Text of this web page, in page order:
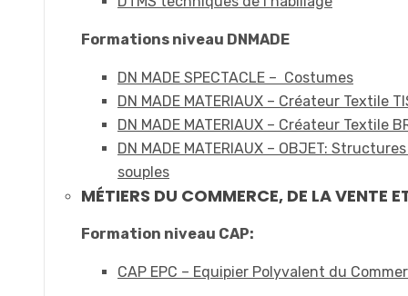
Formations niveau DNMADE
DN MADE SPECTACLE – Costumes
DN MADE MATERIAUX – Créateur Textile
DN MADE MATERIAUX – Créateur Textile
DN MADE MATERIAUX – OBJET:
souples
MÉTIERS DU COMMERCE, DE LA VENTE
Formation niveau CAP:
CAP EPC – Equipier Polyvalent du